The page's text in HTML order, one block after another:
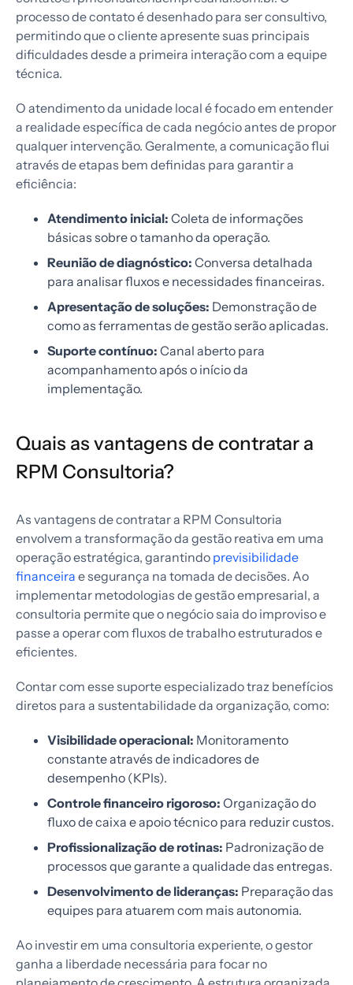
processo de contato é desenhado para ser consultivo,
permitindo que o cliente apresente suas principais
dificuldades desde a primeira interação com a equipe
técnica.
O atendimento da unidade local é focado em entender
a realidade específica de cada negócio antes de propor
qualquer intervenção. Geralmente, a comunicação flui
através de etapas bem definidas para garantir a
eficiência:
Atendimento inicial: Coleta de informações
básicas sobre o tamanho da operação.
Reunião de diagnóstico: Conversa detalhada
para analisar fluxos e necessidades financeiras.
Apresentação de soluções: Demonstração de
como as ferramentas de gestão serão aplicadas.
Suporte contínuo: Canal aberto para
acompanhamento após o início da
implementação.
Quais as vantagens de contratar a
RPM Consultoria?
As vantagens de contratar a RPM Consultoria
envolvem a transformação da gestão reativa em uma
operação estratégica, garantindo previsibilidade
financeira e segurança na tomada de decisões. Ao
implementar metodologias de gestão empresarial, a
consultoria permite que o negócio saia do improviso e
passe a operar com fluxos de trabalho estruturados e
eficientes.
Contar com esse suporte especializado traz benefícios
diretos para a sustentabilidade da organização, como:
Visibilidade operacional: Monitoramento
constante através de indicadores de
desempenho (KPIs).
Controle financeiro rigoroso: Organização do
fluxo de caixa e apoio técnico para reduzir custos.
Profissionalização de rotinas: Padronização de
processos que garante a qualidade das entregas.
Desenvolvimento de lideranças: Preparação das
equipes para atuarem com mais autonomia.
Ao investir em uma consultoria experiente, o gestor
ganha a liberdade necessária para focar no